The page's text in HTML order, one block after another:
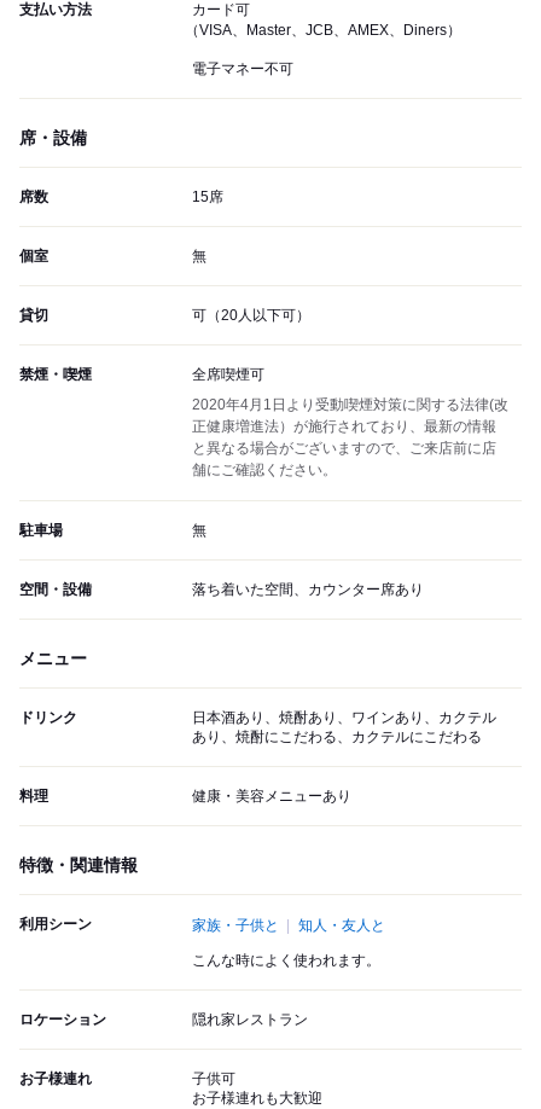
支払い方法
カード可
（VISA、Master、JCB、AMEX、Diners）
電子マネー不可
席・設備
席数 15席
個室 無
貸切 可（20人以下可）
禁煙・喫煙
全席喫煙可
2020年4月1日より受動喫煙対策に関する法律(改
正健康増進法）が施行されており、最新の情報
と異なる場合がございますので、ご来店前に店
舗にご確認ください。
駐車場 無
空間・設備 落ち着いた空間、カウンター席あり
メニュー
ドリンク
日本酒あり、焼酎あり、ワインあり、カクテル
あり、焼酎にこだわる、カクテルにこだわる
料理 健康・美容メニューあり
特徴・関連情報
利用シーン 家族・子供と 知人・友人と
こんな時によく使われます。
ロケーション 隠れ家レストラン
お子様連れ
子供可
お子様連れも大歓迎